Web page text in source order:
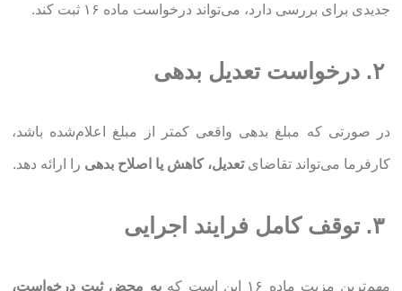
جدیدی برای بررسی دارد، می‌تواند درخواست ماده ۱۶ ثبت کند.
۲. درخواست تعدیل بدهی
در صورتی که مبلغ بدهی واقعی کمتر از مبلغ اعلام‌شده باشد،
کارفرما می‌تواند تقاضایتعدیل، کاهش یا اصلاح بدهی را ارائه دهد.
۳. توقف کامل فرایند اجرایی
مهم‌ترین مزیت ماده ۱۶ این است که به محض ثبت درخواست،